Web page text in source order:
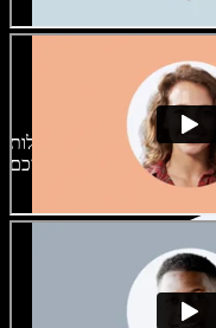
במגוון
בחרו מתוך מאות קולות